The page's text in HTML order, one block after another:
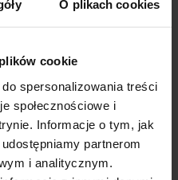
O plikach cookies
cookie
spersonalizowania treści
społecznościowe i
Informacje o tym, jak
partnerom
i analitycznym.